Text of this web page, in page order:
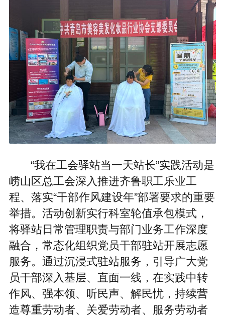
“我在工会驿站当一天站长”实践活动是
崂山区总工会深入推进齐鲁职工乐业工
程、落实“干部作风建设年”部署要求的重要
举措。活动创新实行科室轮值承包模式，
将驿站日常管理职责与部门业务工作深度
融合，常态化组织党员干部驻站开展志愿
服务。通过沉浸式驻站服务，引导广大党
员干部深入基层、直面一线，在实践中转
作风、强本领、听民声、解民忧，持续营
造尊重劳动者、关爱劳动者、服务劳动者